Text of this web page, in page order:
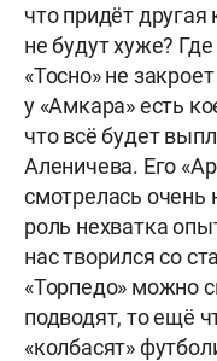
что придёт
не будут хуже?
«Тосно» не
у «Амкара» есть
что всё будет
Аленичева. Его
смотрелась очень
роль нехватка
нас творился со
«Торпедо» можно
подводят, то ещё
«колбасят»